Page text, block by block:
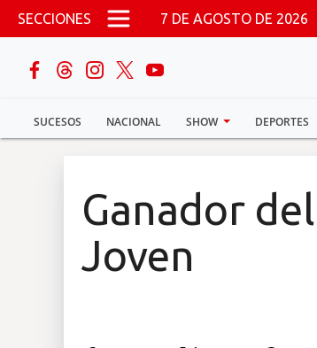
Pasar al contenido principal
SECCIONES 7 DE AGOSTO DE 2026
SUCESOS NACIONAL SHOW DEPORTES
buscar
Sucesos
Ganador
Joven